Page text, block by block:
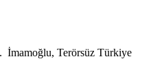
İmamoğlu, Terörsüz Türkiye